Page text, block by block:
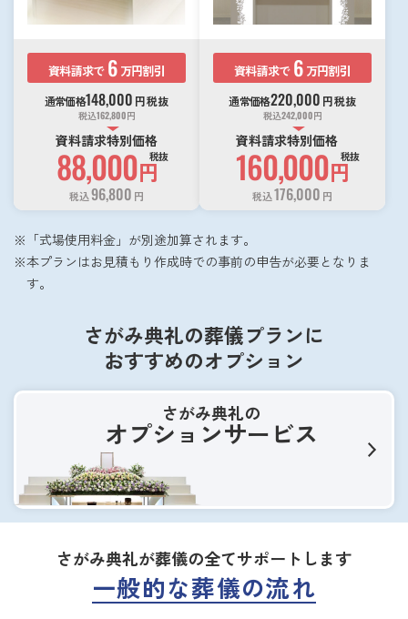
資料請求で 6 万円割引
通常価格148,000 円税抜
税込162,800円
資料請求特別価格
88,000円
税抜
税込96,800 円
資料請求で 6 万円割引
通常価格220,000 円税抜
税込242,000円
資料請求特別価格
160,000円
税抜
税込176,000 円
「式場使用料金」が別途加算されます。
本プランはお見積もり作成時での事前の申告が必要となりま
す。
さがみ典礼の葬儀プランに
おすすめのオプション
さがみ典礼の
オプションサービス
さがみ典礼が葬儀の全てサポートします
一般的な葬儀の流れ